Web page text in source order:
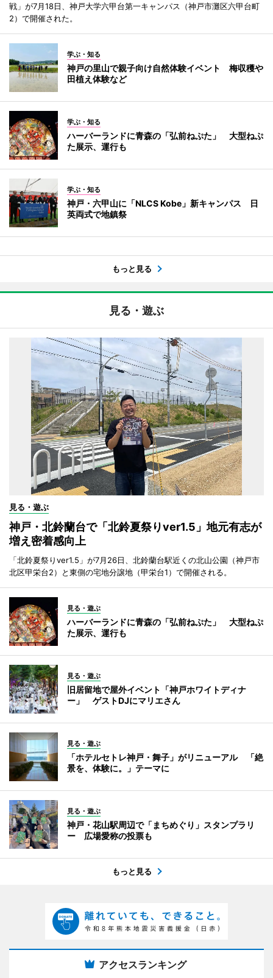
戦」が7月18日、神戸大学六甲台第一キャンパス（神戸市灘区六甲台町
2）で開催された。
学ぶ・知る
神戸の里山で親子向け自然体験イベント 梅収穫や
田植え体験など
学ぶ・知る
ハーバーランドに青森の「弘前ねぷた」 大型ねぷ
た展示、運行も
学ぶ・知る
神戸・六甲山に「NLCS Kobe」新キャンパス 日
英両式で地鎮祭
もっと見る
見る・遊ぶ
見る・遊ぶ
神戸・北鈴蘭台で「北鈴夏祭りver1.5」地元有志が
増え密着感向上
「北鈴夏祭りver1.5」が7月26日、北鈴蘭台駅近くの北山公園（神戸市
北区甲栄台2）と東側の宅地分譲地（甲栄台1）で開催される。
見る・遊ぶ
ハーバーランドに青森の「弘前ねぷた」 大型ねぷ
た展示、運行も
見る・遊ぶ
旧居留地で屋外イベント「神戸ホワイトディナ
ー」 ゲストDJにマリエさん
見る・遊ぶ
「ホテルセトレ神戸・舞子」がリニューアル 「絶
景を、体験に。」テーマに
見る・遊ぶ
神戸・花山駅周辺で「まちめぐり」スタンプラリ
ー 広場愛称の投票も
もっと見る
アクセスランキング